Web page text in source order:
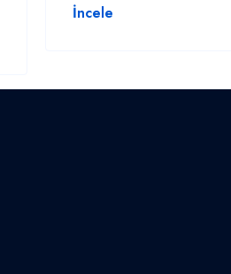
İncele